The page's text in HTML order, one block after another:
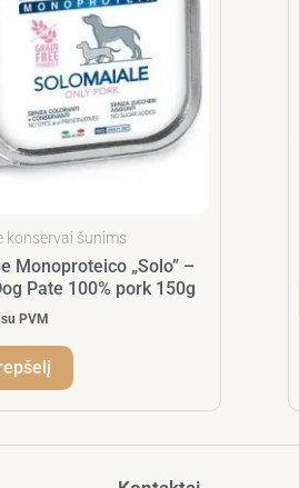
konservai šunims
Monoproteico „Solo” –
Pate 100% pork 150g
su PVM